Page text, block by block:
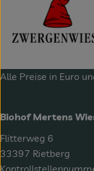
Alle Preise in Euro
Biohof Mertens
Flitterweg 6
33397 Rietberg